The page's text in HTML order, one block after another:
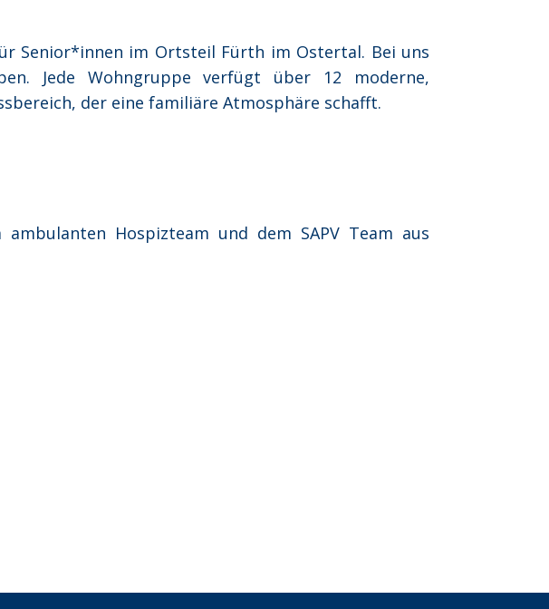
Senior*innen im Ortsteil Fürth im Ostertal. Bei uns
Jede Wohngruppe verfügt über 12 moderne,
der eine familiäre Atmosphäre schafft.
Hospizteam und dem SAPV Team aus